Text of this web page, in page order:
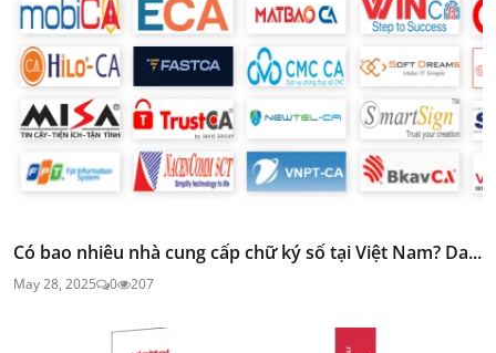
Có bao nhiêu nhà cung cấp chữ ký số tại Việt Nam? Da...
May 28, 2025 0 207